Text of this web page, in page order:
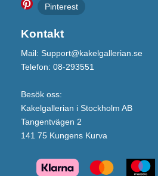
Pinterest
Kontakt
Mail: Support@kakelgallerian.se
Telefon: 08-293551
Besök oss:
Kakelgallerian i Stockholm AB
Tangentvägen 2
141 75 Kungens Kurva